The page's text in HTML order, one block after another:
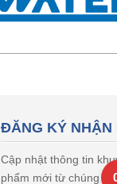
Cập nhật thông tin
phẩm mới từ chúng tôi